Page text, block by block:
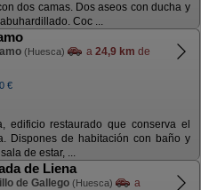
dos camas. Dos aseos con ducha y
Coc ...
(Huesca) a 24,9 km de
€
edificio restaurado que conserva el
Dispones de habitación con baño y
de estar, ...
de Liena
de Gallego (Huesca)
a